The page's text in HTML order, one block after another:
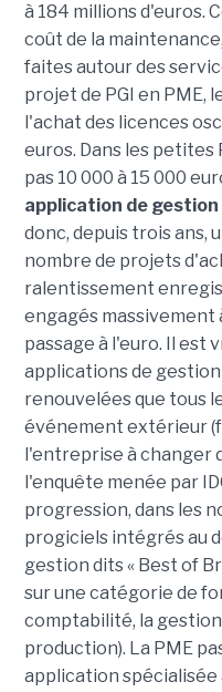
à 184 millions d'euros.
coût de la
faites autour des
projet de PGI en PME,
l'achat des licences
euros. Dans les petites
pas 10 000 à 15 000
application de
donc, depuis trois ans,
nombre de projets
ralentissement
engagés massivement
passage à l'euro. Il est
applications de
renouvelées que tous
événement extérieur
l'entreprise à changer
l'enquête menée par
progression, dans les
progiciels intégrés au
gestion dits « Best of
sur une catégorie de
comptabilité, la
production). La PME
application spécialisée